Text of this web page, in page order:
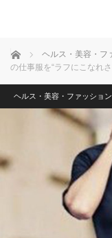
ホーム ヘルス・美容・フ
の仕事服を“ラフにこなれさ
ヘルス・美容・ファッション